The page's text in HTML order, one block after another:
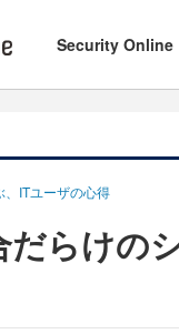
Security Online
、ITユーザの心得
だらけの